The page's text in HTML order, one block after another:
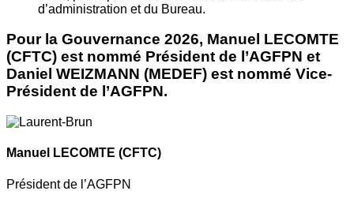
d’administration et du Bureau.
Pour la Gouvernance 2026, Manuel LECOMTE
(CFTC) est nommé Président de l’AGFPN et
Daniel WEIZMANN (MEDEF) est nommé Vice-
Président de l’AGFPN.
Manuel LECOMTE (CFTC)
Président de l’AGFPN